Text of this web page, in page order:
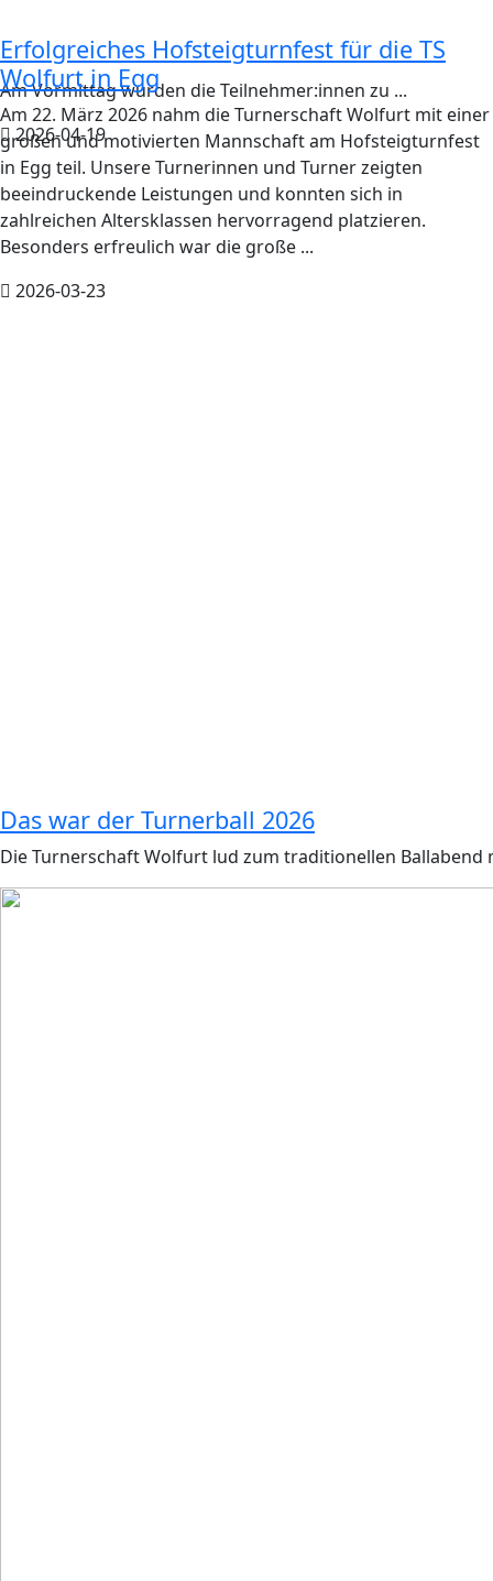
Am Vormittag wurden die Teilnehmer:innen zu ...
2026-04-19
Erfolgreiches Hofsteigturnfest für die TS
Wolfurt in Egg
Am 22. März 2026 nahm die Turnerschaft Wolfurt mit einer
großen und motivierten Mannschaft am Hofsteigturnfest
in Egg teil. Unsere Turnerinnen und Turner zeigten
beeindruckende Leistungen und konnten sich in
zahlreichen Altersklassen hervorragend platzieren.
Besonders erfreulich war die große ...
2026-03-23
Das war der Turnerball 2026
Die Turnerschaft Wolfurt lud zum traditionellen